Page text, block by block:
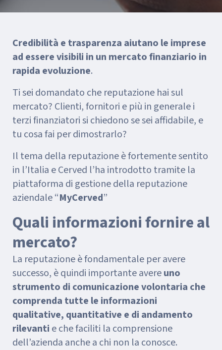
Credibilità e trasparenza aiutano le imprese
ad essere visibili in un mercato finanziario in
rapida evoluzione.
Ti sei domandato che reputazione hai sul
mercato? Clienti, fornitori e più in generale i
terzi finanziatori si chiedono se sei affidabile, e
tu cosa fai per dimostrarlo?
Il tema della reputazione è fortemente sentito
in l’Italia e Cerved l’ha introdotto tramite la
piattaforma di gestione della reputazione
aziendale “MyCerved”
Quali informazioni fornire al
mercato?
La reputazione è fondamentale per avere
successo, è quindi importante avereuno
strumento di comunicazione volontaria che
comprenda tutte le informazioni
qualitative, quantitative e di andamento
rilevanti e che faciliti la comprensione
dell’azienda anche a chi non la conosce.